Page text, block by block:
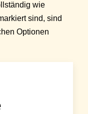
wie
sind, sind
Optionen